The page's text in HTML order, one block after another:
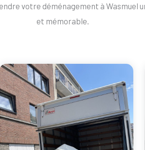
votre déménagement à Wasmuel
et mémorable.